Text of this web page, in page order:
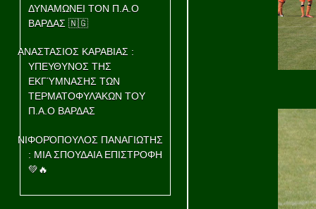
ΔΥΝΑΜΩΝΕΙ ΤΟΝ Π.Α.Ο
ΒΑΡΔΑΣ 🇳🇬
ΑΝΑΣΤΑΣΙΟΣ ΚΑΡΑΒΙΑΣ :
ΥΠΕΥΘΥΝΟΣ ΤΗΣ
ΕΚΓΎΜΝΑΣΗΣ ΤΩΝ
ΤΕΡΜΑΤΟΦΥΛΆΚΩΝ ΤΟΥ
Π.Α.Ο ΒΑΡΔΑΣ
ΝΙΦΟΡΌΠΟΥΛΟΣ ΠΑΝΑΓΙΩΤΗΣ
: ΜΙΑ ΣΠΟΥΔΑΙΑ ΕΠΙΣΤΡΟΦΗ
💚🔥